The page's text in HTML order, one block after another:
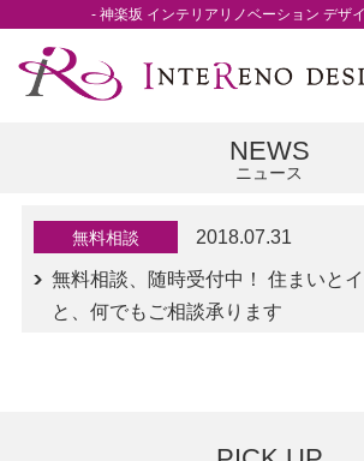
- 神楽坂 インテリアリノベーション デザ
NEWS
ニュース
無料相談 2018.07.31
無料相談、随時受付中！ 住まいと
と、何でもご相談承ります